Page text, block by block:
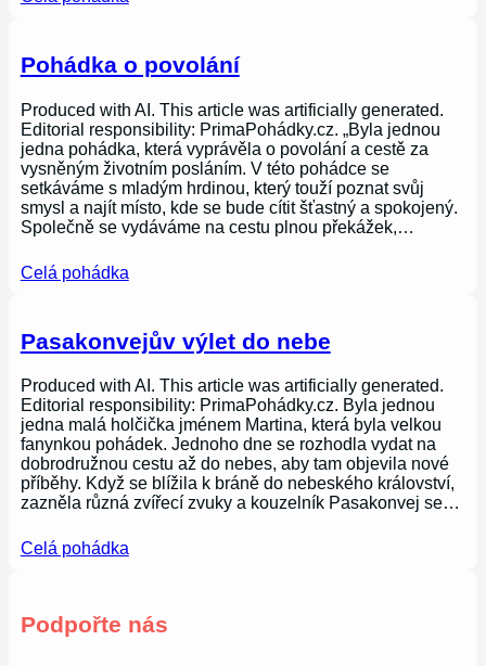
Pohádka o povolání
Produced with AI. This article was artificially generated.
Editorial responsibility: PrimaPohádky.cz. „Byla jednou
jedna pohádka, která vyprávěla o povolání a cestě za
vysněným životním posláním. V této pohádce se
setkáváme s mladým hrdinou, který touží poznat svůj
smysl a najít místo, kde se bude cítit šťastný a spokojený.
Společně se vydáváme na cestu plnou překážek,…
Celá pohádka
Pasakonvejův výlet do nebe
Produced with AI. This article was artificially generated.
Editorial responsibility: PrimaPohádky.cz. Byla jednou
jedna malá holčička jménem Martina, která byla velkou
fanynkou pohádek. Jednoho dne se rozhodla vydat na
dobrodružnou cestu až do nebes, aby tam objevila nové
příběhy. Když se blížila k bráně do nebeského království,
zazněla různá zvířecí zvuky a kouzelník Pasakonvej se…
Celá pohádka
Podpořte nás